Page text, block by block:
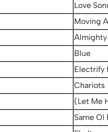
Love
Moving
Almighty
Blue
Electrify
Chariots
(Let Me
Same Ol